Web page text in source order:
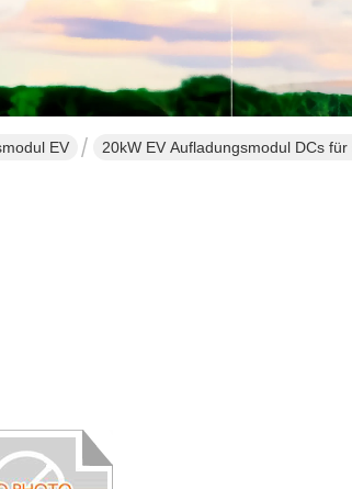
EV 20kW EV Aufladungsmodul DCs